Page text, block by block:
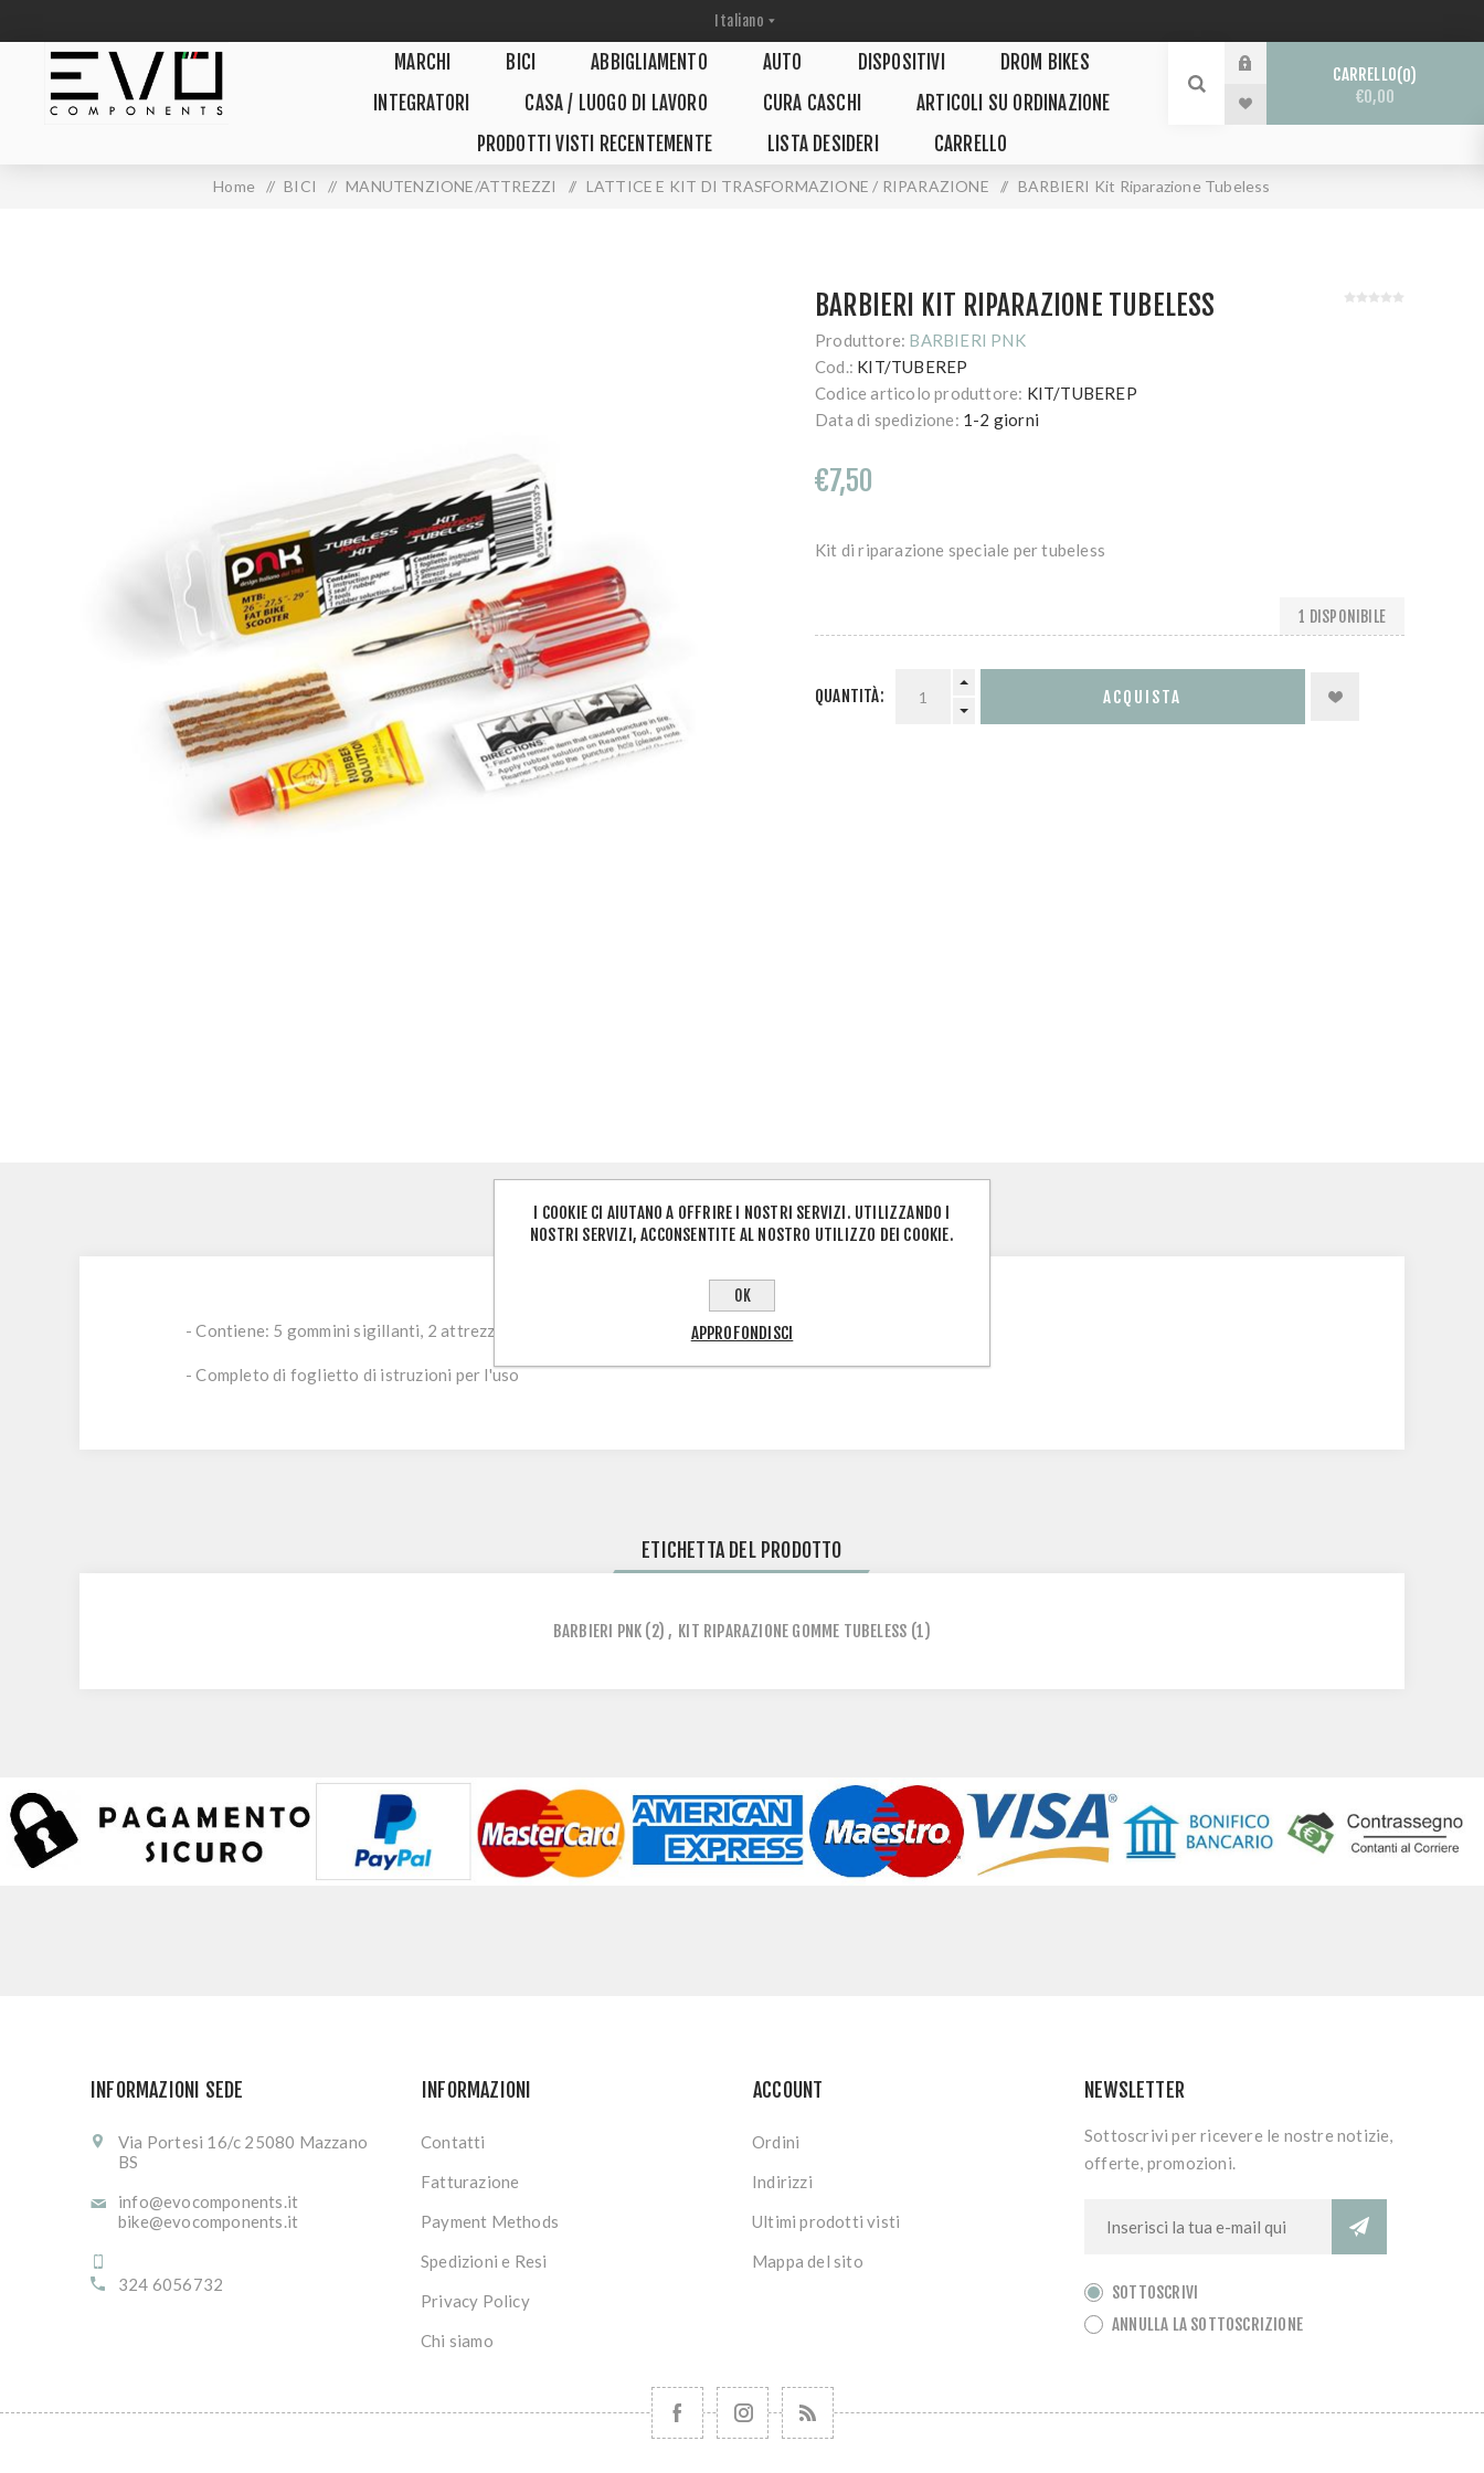
MARCHI BICI ABBIGLIAMENTO AUTO DISPOSITIVI
DROM BIKES
INTEGRATORI
CASA / LUOGO DI LAVORO CURA CASCHI
ARTICOLI SU ORDINAZIONE
PRODOTTI VISTI RECENTEMENTE
LISTA DESIDERI CARRELLO
CARRELLO 0
€0,00
Home / BICI / MANUTENZIONE/ATTREZZI / LATTICE E KIT DI TRASFORMAZIONE / RIPARAZIONE / BARBIERI Kit Riparazione Tubeless
BARBIERI KIT RIPARAZIONE TUBELESS
Produttore: BARBIERI PNK
Cod.: KIT/TUBEREP
Codice articolo produttore: KIT/TUBEREP
Data di spedizione: 1-2 giorni
€7,50
Kit di riparazione speciale per tubeless
1 DISPONIBILE
QUANTITÀ:
PANORAMICA RECENSIONI CONTATTACI
- Contiene: 5 gommini sigillanti, 2 attrezzi, 1 mastice da 5 ml
- Completo di foglietto di istruzioni per l'uso
ETICHETTA DEL PRODOTTO
BARBIERI PNK (2) , KIT RIPARAZIONE GOMME TUBELESS (1)
INFORMAZIONI SEDE
Via Portesi 16/c 25080 Mazzano
BS
info@evocomponents.it
bike@evocomponents.it
324 6056732
INFORMAZIONI
Contatti
Fatturazione
Payment Methods
Spedizioni e Resi
Privacy Policy
Chi siamo
ACCOUNT
Ordini
Indirizzi
Ultimi prodotti visti
Mappa del sito
NEWSLETTER
Sottoscrivi per ricevere le nostre notizie,
offerte, promozioni.
SOTTOSCRIVI
ANNULLA LA SOTTOSCRIZIONE
I COOKIE CI AIUTANO A OFFRIRE I NOSTRI SERVIZI. UTILIZZANDO I
NOSTRI SERVIZI, ACCONSENTITE AL NOSTRO UTILIZZO DEI COOKIE.
OK
APPROFONDISCI